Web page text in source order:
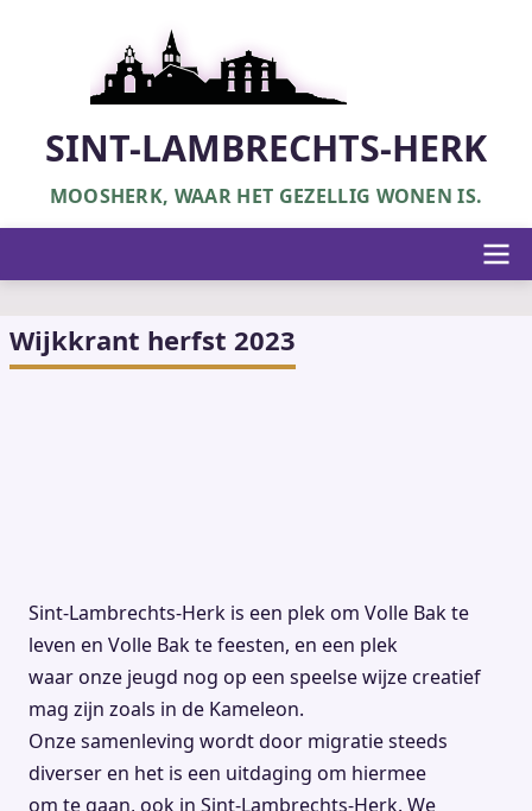
SINT-LAMBRECHTS-HERK
MOOSHERK, WAAR HET GEZELLIG WONEN IS.
Wijkkrant herfst 2023
Sint-Lambrechts-Herk is een plek om Volle Bak te
leven en Volle Bak te feesten, en een plek
waar onze jeugd nog op een speelse wijze creatief
mag zijn zoals in de Kameleon.
Onze samenleving wordt door migratie steeds
diverser en het is een uitdaging om hiermee
om te gaan, ook in Sint-Lambrechts-Herk. We